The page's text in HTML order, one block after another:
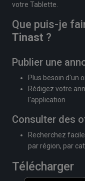
votre Tablette.
Que puis-je
Tinast ?
Publier une
Plus besoin d'un
Rédigez votre
l'application
Consulter des
Recherchez
par région, par
Télécharger